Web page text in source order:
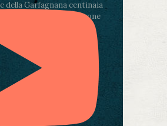
della Garfagnana centinaia
volontari e persone